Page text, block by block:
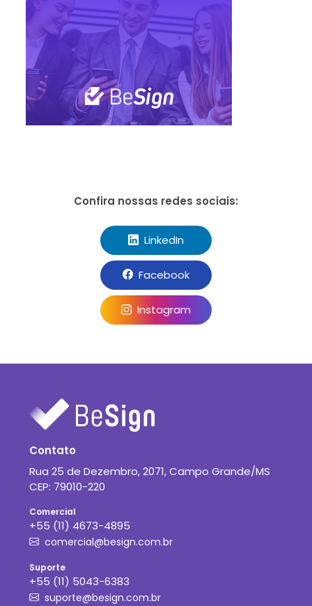
Confira nossas redes sociais:
LinkedIn
Facebook
Instagram
Contato
Rua 25 de Dezembro, 2071, Campo Grande/MS
CEP: 79010-220
Comercial
+55 (11) 4673-4895
comercial@besign.com.br
Suporte
+55 (11) 5043-6383
suporte@besign.com.br